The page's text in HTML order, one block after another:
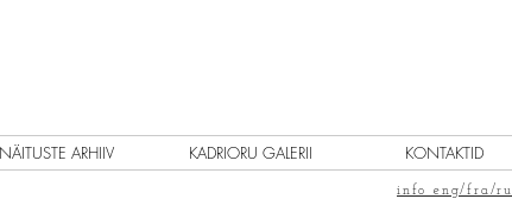
NÄITUSTE ARHIIV KADRIORU GALERII KONTAKTID
info eng/fra/ru